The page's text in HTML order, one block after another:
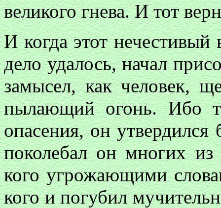
великого гнева. И тот
И когда этот нечестивый
дело удалось, начал
замысел, как человек,
пылающий огонь. Ибо
опасения, он утвердился
поколебал он многих
кого угрожающими
кого и погубил